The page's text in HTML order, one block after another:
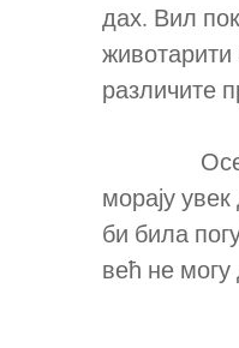
дах. Вил
различите
Осећања
морају
би била
већ не